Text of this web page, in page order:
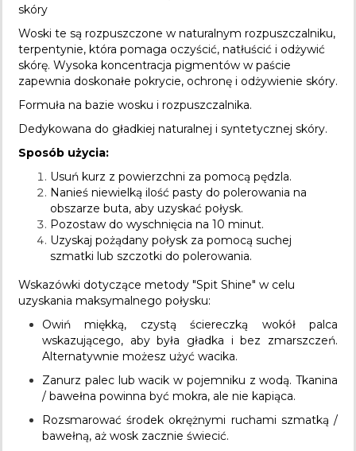
skóry
Woski te są rozpuszczone w naturalnym rozpuszczalniku,
terpentynie, która pomaga oczyścić, natłuścić i odżywić
skórę. Wysoka koncentracja pigmentów w paście
zapewnia doskonałe pokrycie, ochronę i odżywienie skóry.
Formuła na bazie wosku i rozpuszczalnika.
Dedykowana do gładkiej naturalnej i syntetycznej skóry.
Sposób użycia:
Usuń kurz z powierzchni za pomocą pędzla.
Nanieś niewielką ilość pasty do polerowania na
obszarze buta, aby uzyskać połysk.
Pozostaw do wyschnięcia na 10 minut.
Uzyskaj pożądany połysk za pomocą suchej
szmatki lub szczotki do polerowania.
Wskazówki dotyczące metody "Spit Shine" w celu
uzyskania maksymalnego połysku:
Owiń miękką, czystą ściereczką wokół palca
wskazującego, aby była gładka i bez zmarszczeń.
Alternatywnie możesz użyć wacika.
Zanurz palec lub wacik w pojemniku z wodą. Tkanina
/ bawełna powinna być mokra, ale nie kapiąca.
Rozsmarować środek okrężnymi ruchami szmatką /
bawełną, aż wosk zacznie świecić.